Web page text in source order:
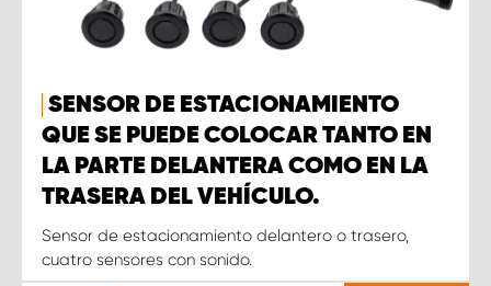
SENSOR DE ESTACIONAMIENTO
QUE SE PUEDE COLOCAR TANTO EN
LA PARTE DELANTERA COMO EN LA
TRASERA DEL VEHÍCULO.
Sensor de estacionamiento delantero o trasero,
cuatro sensores con sonido.